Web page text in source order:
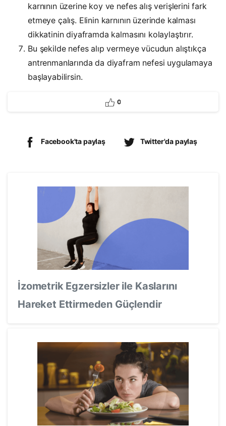
karnının üzerine koy ve nefes alış verişlerini fark
etmeye çalış. Elinin karnının üzerinde kalması
dikkatinin diyaframda kalmasını kolaylaştırır.
Bu şekilde nefes alıp vermeye vücudun alıştıkça
antrenmanlarında da diyafram nefesi uygulamaya
başlayabilirsin.
0
Facebook'ta paylaş Twitter'da paylaş
İzometrik Egzersizler ile Kaslarını
Hareket Ettirmeden Güçlendir